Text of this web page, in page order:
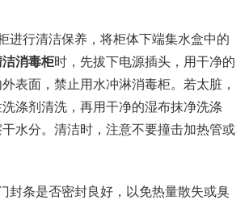
进行清洁保养，将柜体下端集水盒中的
洁消毒柜时，先拔下电源插头，用干净的
表面，禁止用水冲淋消毒柜。若太脏，
涤剂清洗，再用干净的湿布抹净洗涤
水分。清洁时，注意不要撞击加热管或
封条是否密封良好，以免热量散失或臭